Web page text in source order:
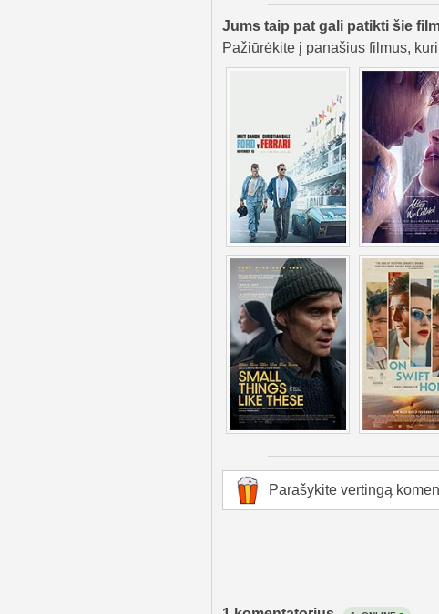
Jums taip pat gali patikti šie
Pažiūrėkite į panašius filmus,
Parašykite vertingą